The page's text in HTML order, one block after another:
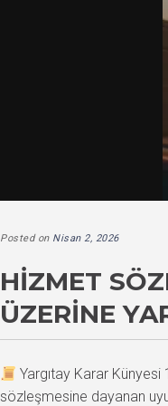
Posted on Nisan 2, 2026
HIZMET
ÜZERINE
Yargıtay Karar
sözleşmesine dayanan